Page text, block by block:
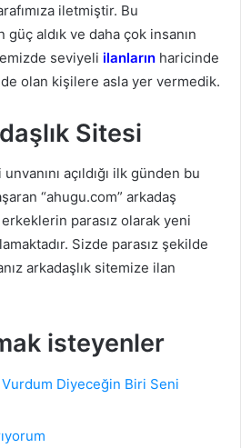
iletmiştir. Bu
aldık ve daha çok insanın
seviyeli ilanların haricinde
olan kişilere asla yer vermedik.
Sitesi
açıldığı ilk günden bu
“ahugu.com” arkadaş
parasız olarak yeni
Sizde parasız şekilde
arkadaşlık sitemize ilan
isteyenler
Diyeceğin Biri Seni